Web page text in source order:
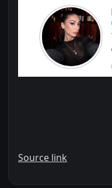
Source link